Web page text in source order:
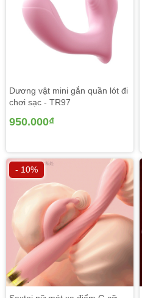
Dương vật mini gắn quần lót đi
chơi sạc - TR97
950.000₫
- 10%